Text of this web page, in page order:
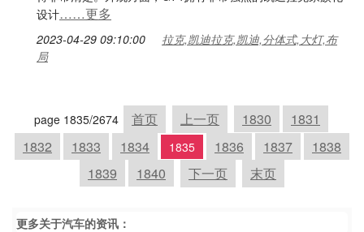
设计……更多
2023-04-29 09:10:00
拉克,凯迪拉克,凯迪,分体式,大灯,布
局
page 1835/2674 首页 上一页 1830
1831
1832
1833 1834 1835 1836 1837
1838
1839
1840 下一页 末页
更多关于汽车的资讯：